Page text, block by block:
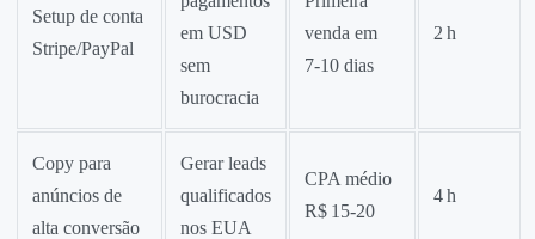
Setup de conta
Stripe/PayPal
em USD
sem
burocracia
venda em
7‑10 dias
2 h
Copy para
anúncios de
alta conversão
Gerar leads
qualificados
nos EUA
CPA médio
R$ 15‑20
4 h